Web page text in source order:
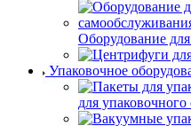
Оборудование
Упаковочное
для